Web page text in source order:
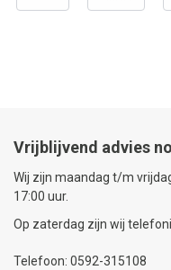
Vrijblijvend advies
Wij zijn maandag t/m
17:00 uur.
Op zaterdag zijn wij
Telefoon: 0592-315108